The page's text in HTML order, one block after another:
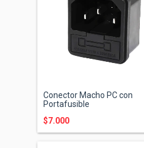
Conector Macho PC con
Portafusible
$7.000